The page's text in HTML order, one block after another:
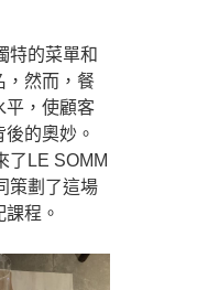
特的菜單和
，然而，餐
平，使顧客
的奧妙。
了LE SOMM
策劃了這場
程。